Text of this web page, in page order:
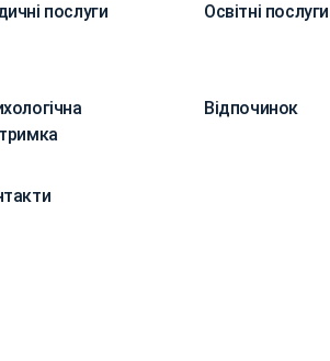
послуги Освітні послуги
Відпочинок